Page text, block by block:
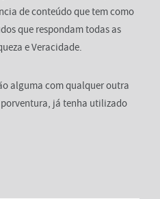
de conteúdo que tem como
que respondam todas as
e Veracidade.
alguma com qualquer outra
já tenha utilizado